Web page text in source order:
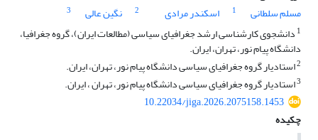
مسلم سلطانی
1 اسکندر مرادی 2 نگین عالی
3
1 دانشجوی کارشناسی ارشد جغرافیای سیاسی (مطالعات ایران)، گروه جغرافیا،
دانشگاه پیام نور، تهران، ایران.
2استادیار گروه جغرافیای سیاسی دانشگاه پیام نور، تهران، ایران.
3استادیار گروه جغرافیای سیاسی دانشگاه پیام نور، تهران ، ایران.
10.22034/jiga.2026.2075158.1453
چکیده